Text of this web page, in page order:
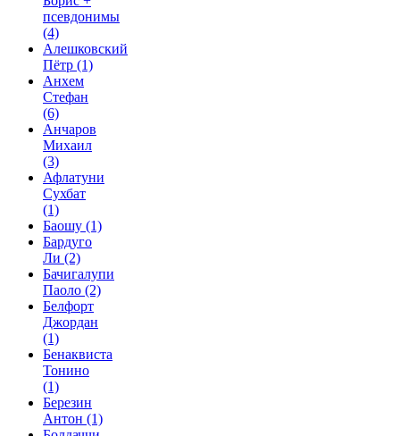
псевдонимы
(4)
Алешковский
Пётр (1)
Анхем
Стефан
(6)
Анчаров
Михаил
(3)
Афлатуни
Сухбат
(1)
Баошу (1)
Бардуго
Ли (2)
Бачигалупи
Паоло (2)
Белфорт
Джордан
(1)
Бенаквиста
Тонино
(1)
Березин
Антон (1)